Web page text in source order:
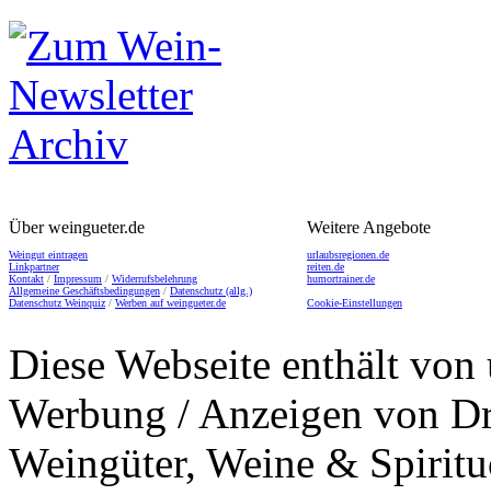
Über weingueter.de
Weingut eintragen
Linkpartner
Kontakt / Impressum / Widerrufsbelehrung
Allgemeine Geschäftsbedingungen / Datenschutz (allg.)
Datenschutz Weinquiz / Werben auf weingueter.de
Weitere Angebote
urlaubsregionen.de
reiten.de
humortrainer.de
Cookie-Einstellungen
Diese Webseite enthält
Werbung / Anzeigen von
Weingüter, Weine &